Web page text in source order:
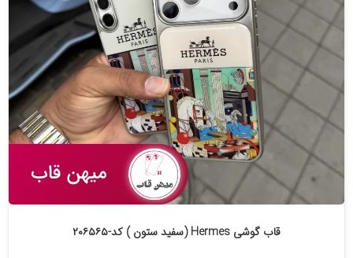
قاب گوشی Hermes (سفید ستون ) کد-۲۰۶۵۶۵